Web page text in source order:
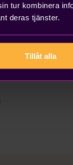
tur kombinera
deras tjänster.
Tillåt alla
siffror till
Det är